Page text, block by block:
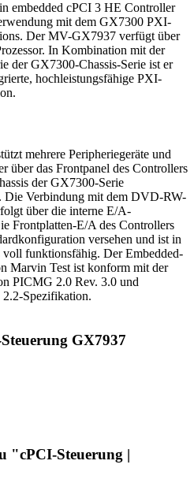
embedded cPCI 3 HE Controller
mit dem GX7300 PXI-
Der MV-GX7937 verfügt über
In Kombination mit der
der GX7300-Chassis-Serie ist er
hochleistungsfähige PXI-
mehrere Peripheriegeräte und
über das Frontpanel des Controllers
der GX7300-Serie
Die Verbindung mit dem DVD-RW-
über die interne E/A-
Frontplatten-E/A des Controllers
versehen und ist in
funktionsfähig. Der Embedded-
Marvin Test ist konform mit der
PICMG 2.0 Rev. 3.0 und
Spezifikation.
GX7937
"cPCI-Steuerung |